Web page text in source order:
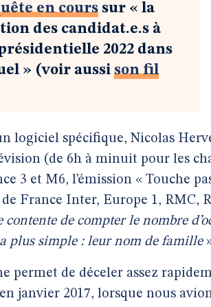
en cours sur « la
des candidat.e.s à
2022 dans
» (voir aussi son fil
logiciel spécifique, Nicolas
(de 6h à minuit pour les
3 et M6, l’émission « Touche
France Inter, Europe 1, RMC,
contente de compter le nombre
plus simple : leur nom de famille
permet de déceler assez
janvier 2017, lorsque nous